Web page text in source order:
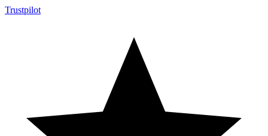
Trustpilot